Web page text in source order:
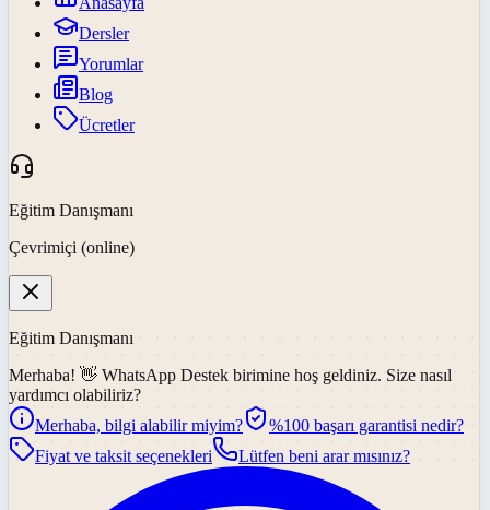
Dersler
Yorumlar
Blog
Ücretler
Eğitim Danışmanı
Çevrimiçi (online)
Eğitim Danışmanı
Merhaba! 👋 WhatsApp Destek birimine hoş geldiniz. Size nasıl
yardımcı olabiliriz?
Merhaba, bilgi alabilir miyim?
%100 başarı garantisi nedir?
Fiyat ve taksit seçenekleri
Lütfen beni arar mısınız?